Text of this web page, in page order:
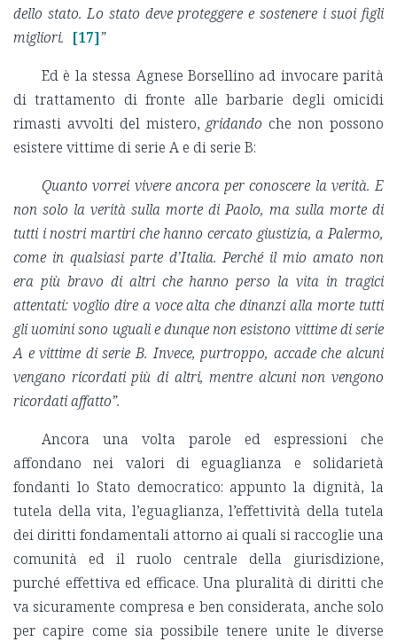
dello stato. Lo stato deve proteggere e sostenere i suoi figli
migliori. [17]”
Ed è la stessa Agnese Borsellino ad invocare parità
di trattamento di fronte alle barbarie degli omicidi
rimasti avvolti del mistero,gridando che non possono
esistere vittime di serie A e di serie B:
Quanto vorrei vivere ancora per conoscere la verità. E
non solo la verità sulla morte di Paolo, ma sulla morte di
tutti i nostri martiri che hanno cercato giustizia, a Palermo,
come in qualsiasi parte d’Italia. Perché il mio amato non
era più bravo di altri che hanno perso la vita in tragici
attentati: voglio dire a voce alta che dinanzi alla morte tutti
gli uomini sono uguali e dunque non esistono vittime di serie
A e vittime di serie B. Invece, purtroppo, accade che alcuni
vengano ricordati più di altri, mentre alcuni non vengono
ricordati affatto”.
Ancora una volta parole ed espressioni che
affondano nei valori di eguaglianza e solidarietà
fondanti lo Stato democratico: appunto la dignità, la
tutela della vita, l’eguaglianza, l’effettività della tutela
dei diritti fondamentali attorno ai quali si raccoglie una
comunità ed il ruolo centrale della giurisdizione,
purché effettiva ed efficace. Una pluralità di diritti che
va sicuramente compresa e ben considerata, anche solo
per capire come sia possibile tenere unite le diverse